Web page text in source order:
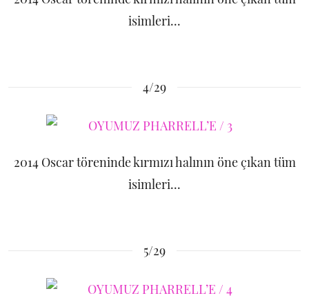
isimleri...
4/29
2014 Oscar töreninde kırmızı halının öne çıkan tüm
isimleri...
5/29